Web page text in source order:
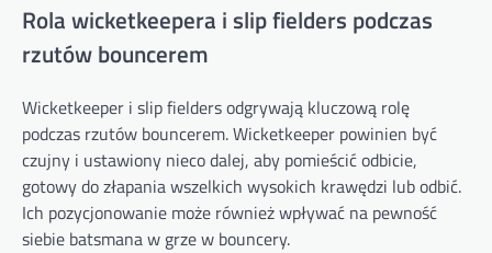
Rola wicketkeepera i slip fielders podczas
rzutów bouncerem
Wicketkeeper i slip fielders odgrywają kluczową rolę
podczas rzutów bouncerem. Wicketkeeper powinien być
czujny i ustawiony nieco dalej, aby pomieścić odbicie,
gotowy do złapania wszelkich wysokich krawędzi lub odbić.
Ich pozycjonowanie może również wpływać na pewność
siebie batsmana w grze w bouncery.